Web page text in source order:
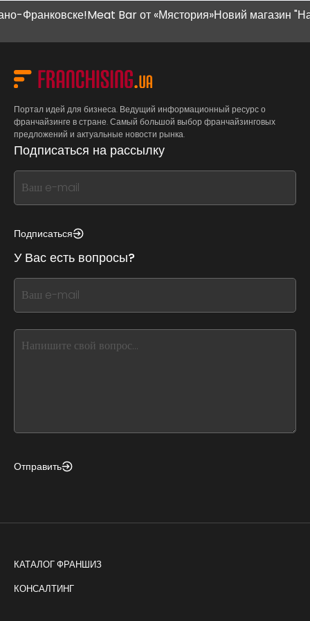
Meat Bar от «Мястория»Новий магазин "Наш
Портал идей для бизнеса. Ведущий информационный ресурс о
франчайзинге в стране. Самый большой выбор франчайзинговых
предложений и актуальные новости рынка.
Подписаться на рассылку
If
you
this,
this
form
field
blank
Подписаться
У Вас есть вопросы?
If
you
this,
Отправить
КАТАЛОГ ФРАНШИЗ
КОНСАЛТИНГ